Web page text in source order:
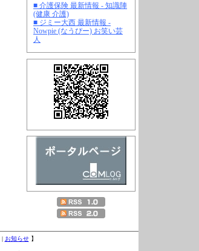
■ 介護保険 最新情報 - 知識陣
(健康 介護)
■ ジミー大西 最新情報 -
Nowpie (なうぴー) お笑い芸
人
| お知らせ】